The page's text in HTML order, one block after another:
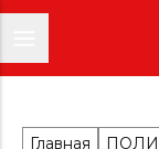
Главная